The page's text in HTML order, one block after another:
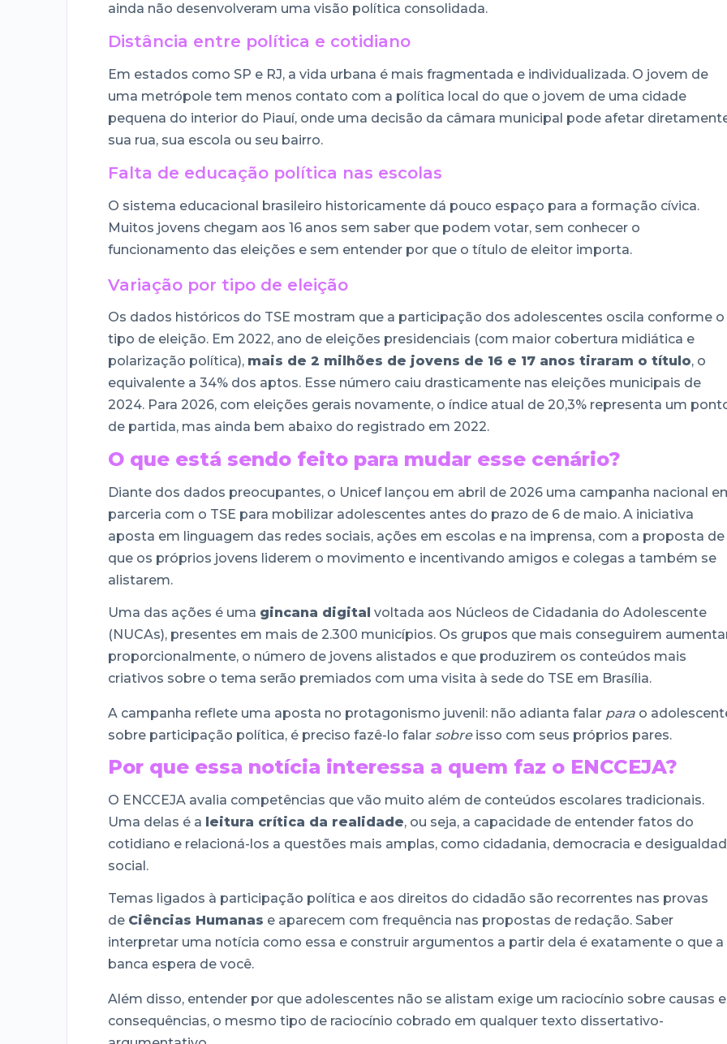
ainda não desenvolveram uma visão política consolidada.
Distância entre política e cotidiano
Em estados como SP e RJ, a vida urbana é mais fragmentada e individualizada. O jovem de
uma metrópole tem menos contato com a política local do que o jovem de uma cidade
pequena do interior do Piauí, onde uma decisão da câmara municipal pode afetar
sua rua, sua escola ou seu bairro.
Falta de educação política nas escolas
O sistema educacional brasileiro historicamente dá pouco espaço para a formação cívica.
Muitos jovens chegam aos 16 anos sem saber que podem votar, sem conhecer o
funcionamento das eleições e sem entender por que o título de eleitor importa.
Variação por tipo de eleição
Os dados históricos do TSE mostram que a participação dos adolescentes oscila conforme o
tipo de eleição. Em 2022, ano de eleições presidenciais (com maior cobertura midiática e
polarização política), mais de 2 milhões de jovens de 16 e 17 anos tiraram o título, o
equivalente a 34% dos aptos. Esse número caiu drasticamente nas eleições municipais de
2024. Para 2026, com eleições gerais novamente, o índice atual de 20,3% representa um
de partida, mas ainda bem abaixo do registrado em 2022.
O que está sendo feito para mudar esse cenário?
Diante dos dados preocupantes, o Unicef lançou em abril de 2026 uma campanha nacional
parceria com o TSE para mobilizar adolescentes antes do prazo de 6 de maio. A iniciativa
aposta em linguagem das redes sociais, ações em escolas e na imprensa, com a proposta de
que os próprios jovens liderem o movimento e incentivando amigos e colegas a também se
alistarem.
Uma das ações é uma gincana digital voltada aos Núcleos de Cidadania do Adolescente
(NUCAs), presentes em mais de 2.300 municípios. Os grupos que mais conseguirem
proporcionalmente, o número de jovens alistados e que produzirem os conteúdos mais
criativos sobre o tema serão premiados com uma visita à sede do TSE em Brasília.
A campanha reflete uma aposta no protagonismo juvenil: não adianta falar para o
sobre participação política, é preciso fazê-lo falar sobreisso com seus próprios pares.
Por que essa notícia interessa a quem faz o ENCCEJA?
O ENCCEJA avalia competências que vão muito além de conteúdos escolares tradicionais.
Uma delas é a leitura crítica da realidade, ou seja, a capacidade de entender fatos do
cotidiano e relacioná-los a questões mais amplas, como cidadania, democracia e
social.
Temas ligados à participação política e aos direitos do cidadão são recorrentes nas provas
de Ciências Humanas e aparecem com frequência nas propostas de redação. Saber
interpretar uma notícia como essa e construir argumentos a partir dela é exatamente o que a
banca espera de você.
Além disso, entender por que adolescentes não se alistam exige um raciocínio sobre causas e
consequências, o mesmo tipo de raciocínio cobrado em qualquer texto dissertativo-